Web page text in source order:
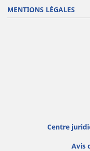
MENTIONS LÉGALES
Centre
Avis